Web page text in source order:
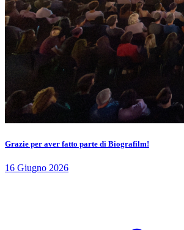
Grazie per aver fatto parte di Biografilm!
16 Giugno 2026